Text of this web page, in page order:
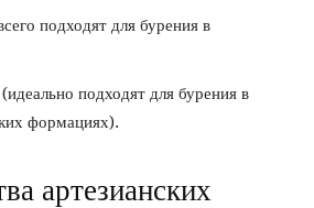
подходят для бурения в
подходят для бурения в
формациях).
артезианских